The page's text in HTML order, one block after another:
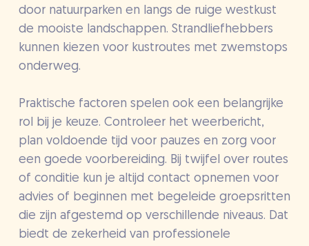
door natuurparken en langs de ruige westkust
de mooiste landschappen. Strandliefhebbers
kunnen kiezen voor kustroutes met zwemstops
onderweg.
Praktische factoren spelen ook een belangrijke
rol bij je keuze. Controleer het weerbericht,
plan voldoende tijd voor pauzes en zorg voor
een goede voorbereiding. Bij twijfel over routes
of conditie kun je altijd contact opnemen voor
advies of beginnen met begeleide groepsritten
die zijn afgestemd op verschillende niveaus. Dat
biedt de zekerheid van professionele